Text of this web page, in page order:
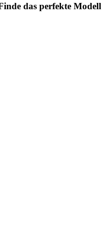
das perfekte Modell